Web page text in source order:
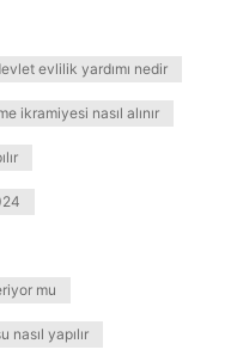
evlilik yardımı nedir
ikramiyesi nasıl alınır
mu
yapılır